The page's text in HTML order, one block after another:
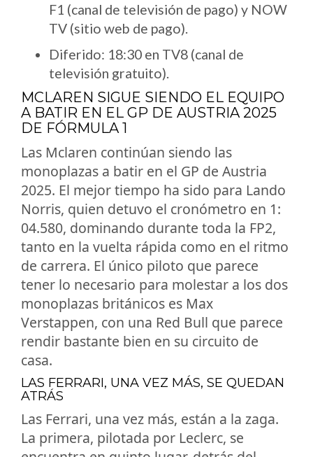
F1 (canal de televisión de pago) y NOW
TV (sitio web de pago).
Diferido: 18:30 en TV8 (canal de
televisión gratuito).
MCLAREN SIGUE SIENDO EL EQUIPO
A BATIR EN EL GP DE AUSTRIA 2025
DE FÓRMULA 1
Las Mclaren continúan siendo las
monoplazas a batir en el GP de Austria
2025. El mejor tiempo ha sido para Lando
Norris, quien detuvo el cronómetro en 1:
04.580, dominando durante toda la FP2,
tanto en la vuelta rápida como en el ritmo
de carrera. El único piloto que parece
tener lo necesario para molestar a los dos
monoplazas británicos es Max
Verstappen, con una Red Bull que parece
rendir bastante bien en su circuito de
casa.
LAS FERRARI, UNA VEZ MÁS, SE QUEDAN
ATRÁS
Las Ferrari, una vez más, están a la zaga.
La primera, pilotada por Leclerc, se